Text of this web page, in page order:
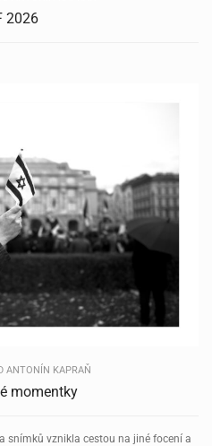
2026
ANTONÍN KAPRAŇ
momentky
snímků vznikla cestou na jiné focení a